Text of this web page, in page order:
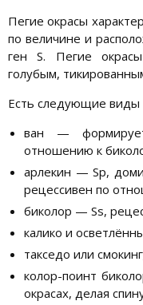
Пегие окрасы
по величине и
ген S. Пегие
голубым,
Есть следующие виды
ван —
отношению к
арлекин — Sp,
рецессивен по
биколор — Ss,
калико и
такседо или
колор-поинт
окрасах, делая